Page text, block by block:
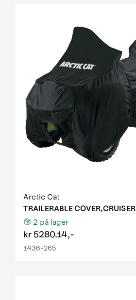
Arctic Cat
TRAILERABLE COVER,CRUISER
2 på lager
kr 5280.14,-
1436-265